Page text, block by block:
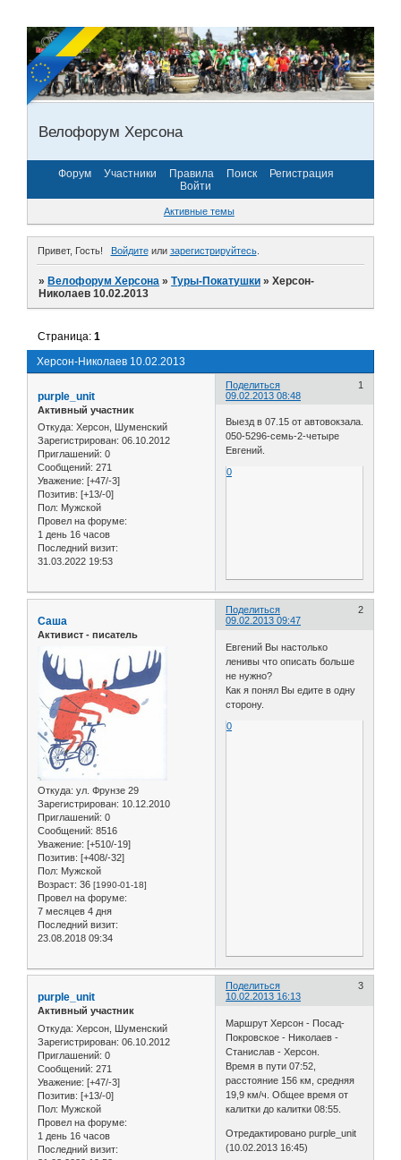
Велофорум Херсона
Форум Участники Правила Поиск
Регистрация
Войти
Активные темы
Привет, Гость! Войдитеили зарегистрируйтесь.
»Велофорум Херсона »Туры-Покатушки »Херсон-
Николаев 10.02.2013
Херсон-Николаев 10.02.2013
Страница:1
Поделиться
1
09.02.2013 08:48
purple_unit
Активный участник
Откуда: Херсон, Шуменский
Зарегистрирован: 06.10.2012
Приглашений: 0
Сообщений: 271
Уважение: [+47/-3]
Позитив: [+13/-0]
Пол: Мужской
Провел на форуме:
1 день 16 часов
Последний визит:
31.03.2022 19:53
Выезд в 07.15 от автовокзала.
050-5296-семь-2-четыре
Евгений.
0
Поделиться
2
09.02.2013 09:47
Саша
Активист - писатель
Откуда: ул. Фрунзе 29
Зарегистрирован: 10.12.2010
Приглашений: 0
Сообщений: 8516
Уважение: [+510/-19]
Позитив: [+408/-32]
Пол: Мужской
Возраст: 36 [1990-01-18]
Провел на форуме:
7 месяцев 4 дня
Последний визит:
23.08.2018 09:34
Евгений Вы настолько
ленивы что описать больше
не нужно?
Как я понял Вы едите в одну
сторону.
0
Поделиться
3
10.02.2013 16:13
purple_unit
Активный участник
Откуда: Херсон, Шуменский
Зарегистрирован: 06.10.2012
Приглашений: 0
Сообщений: 271
Уважение: [+47/-3]
Позитив: [+13/-0]
Пол: Мужской
Провел на форуме:
1 день 16 часов
Последний визит:
Маршрут Херсон - Посад-
Покровское - Николаев -
Станислав - Херсон.
Время в пути 07:52,
расстояние 156 км, средняя
19,9 км/ч. Общее время от
калитки до калитки 08:55.
Отредактировано purple_unit
(10.02.2013 16:45)